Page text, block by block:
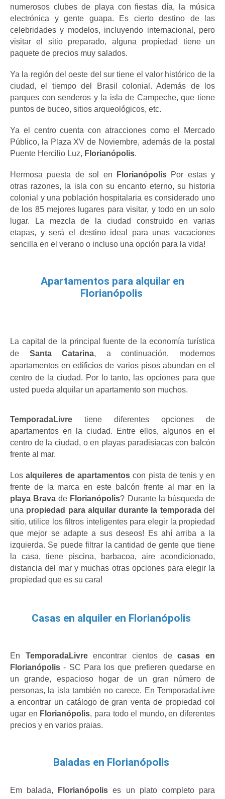
numerosos clubes de playa con fiestas día, la música
electrónica y gente guapa. Es cierto destino de las
celebridades y modelos, incluyendo internacional, pero
visitar el sitio preparado, alguna propiedad tiene un
paquete de precios muy salados.
Ya la región del oeste del sur tiene el valor histórico de la
ciudad, el tiempo del Brasil colonial. Además de los
parques con senderos y la isla de Campeche, que tiene
puntos de buceo, sitios arqueológicos, etc.
Ya el centro cuenta con atracciones como el Mercado
Público, la Plaza XV de Noviembre, además de la postal
Puente Hercilio Luz, Florianópolis.
Hermosa puesta de sol en Florianópolis Por estas y
otras razones, la isla con su encanto eterno, su historia
colonial y una población hospitalaria es considerado uno
de los 85 mejores lugares para visitar, y todo en un solo
lugar. La mezcla de la ciudad construido en varias
etapas, y será el destino ideal para unas vacaciones
sencilla en el verano o incluso una opción para la vida!
Apartamentos para alquilar en
Florianópolis
La capital de la principal fuente de la economía turística
de Santa Catarina, a continuación, modernos
apartamentos en edificios de varios pisos abundan en el
centro de la ciudad. Por lo tanto, las opciones para que
usted pueda alquilar un apartamento son muchos.
TemporadaLivre tiene diferentes opciones de
apartamentos en la ciudad. Entre ellos, algunos en el
centro de la ciudad, o en playas paradisíacas con balcón
frente al mar.
Los alquileres de apartamentos con pista de tenis y en
playa Brava de Florianópolis? Durante la búsqueda de
una propiedad para alquilar durante la temporada del
sitio, utilice los filtros inteligentes para elegir la propiedad
que mejor se adapte a sus deseos! Es ahí arriba a la
izquierda. Se puede filtrar la cantidad de gente que tiene
la casa, tiene piscina, barbacoa, aire acondicionado,
distancia del mar y muchas otras opciones para elegir la
propiedad que es su cara!
Casas en alquiler en Florianópolis
En TemporadaLivre encontrar cientos de casas en
Florianópolis - SC Para los que prefieren quedarse en
un grande, espacioso hogar de un gran número de
personas, la isla también no carece. En TemporadaLivre
a encontrar un catálogo de gran venta de propiedad col
ugar en Florianópolis, para todo el mundo, en diferentes
precios y en varios praias.
Baladas en Florianópolis
Em balada, Florianópolis es un plato completo para